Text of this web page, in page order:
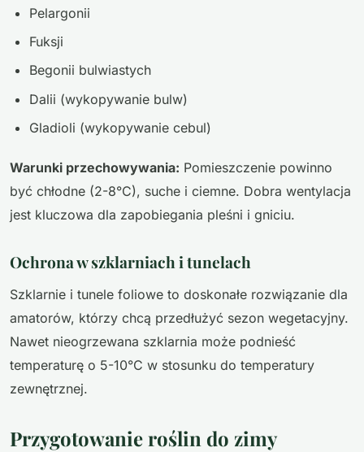
Pelargonii
Fuksji
Begonii bulwiastych
Dalii (wykopywanie bulw)
Gladioli (wykopywanie cebul)
Warunki przechowywania: Pomieszczenie powinno
być chłodne (2-8°C), suche i ciemne. Dobra wentylacja
jest kluczowa dla zapobiegania pleśni i gniciu.
Ochrona w szklarniach i tunelach
Szklarnie i tunele foliowe to doskonałe rozwiązanie dla
amatorów, którzy chcą przedłużyć sezon wegetacyjny.
Nawet nieogrzewana szklarnia może podnieść
temperaturę o 5-10°C w stosunku do temperatury
zewnętrznej.
Przygotowanie roślin do zimy